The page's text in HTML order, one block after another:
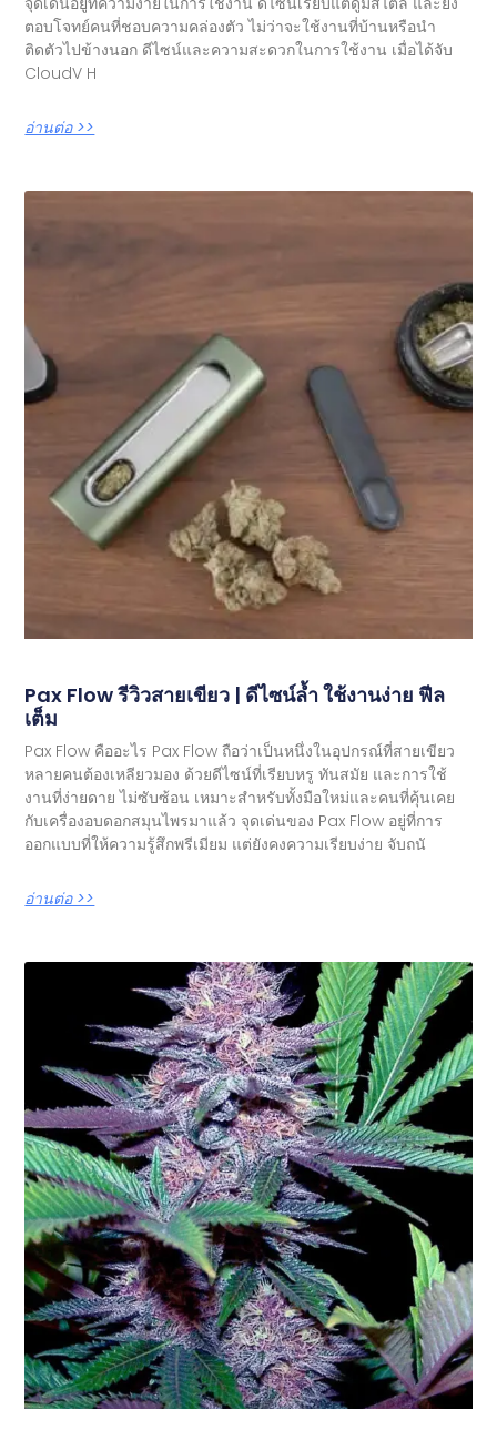
ตอบโจทย์คนที่ชอบความคล่องตัว ไม่ว่าจะใช้งานที่บ้านหรือนำ
ติดตัวไปข้างนอก ดีไซน์และความสะดวกในการใช้งาน เมื่อได้จับ
CloudV H
อ่านต่อ >>
Pax Flow รีวิวสายเขียว | ดีไซน์ล้ำ ใช้งานง่าย ฟีล
เต็ม
Pax Flow คืออะไร Pax Flow ถือว่าเป็นหนึ่งในอุปกรณ์ที่สายเขียว
หลายคนต้องเหลียวมอง ด้วยดีไซน์ที่เรียบหรู ทันสมัย และการใช้
งานที่ง่ายดาย ไม่ซับซ้อน เหมาะสำหรับทั้งมือใหม่และคนที่คุ้นเคย
กับเครื่องอบดอกสมุนไพรมาแล้ว จุดเด่นของ Pax Flow อยู่ที่การ
ออกแบบที่ให้ความรู้สึกพรีเมียม แต่ยังคงความเรียบง่าย จับถนั
อ่านต่อ >>